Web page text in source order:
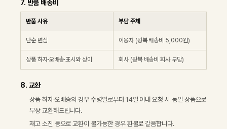
7. 반품 배송비
반품 사유 부담 주체
단순 변심 이용자 (왕복 배송비 5,000원)
상품 하자·오배송·표시와 상이 회사 (왕복 배송비 회사 부담)
8. 교환
상품 하자·오배송의 경우 수령일로부터 14일 이내 요청 시 동일 상품으로
무상 교환해드립니다.
재고 소진 등으로 교환이 불가능한 경우 환불로 갈음합니다.